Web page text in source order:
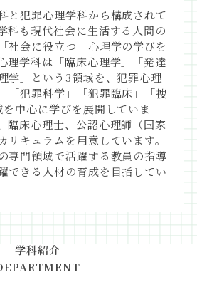
松山キャンパス
業生MESSAGE
試情報
和9年度 入試情報TOP
ドミッションポリシー
和9年度募集人員
和9年度入試方式
令和8年度 入試結果
費・奨学金制度
試要項/出願書類ダウンロード
属施設
と犯罪心理学科から構成されて
科も現代社会に生活する人間の
社会に役立つ」心理学の学びを
理学科は「臨床心理学」「発達
学」という3領域を、犯罪心理
「犯罪科学」「犯罪臨床」「捜
中心に学びを展開していま
臨床心理士、公認心理師（国家
リキュラムを用意しています。
専門領域で活躍する教員の指導
できる人材の育成を目指してい
学科紹介